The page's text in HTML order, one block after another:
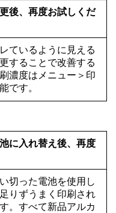
後、再度お試しくだ
ているように見える
することで改善する
濃度はメニュー＞印
です。
に入れ替え後、再度
切った電池を使用し
りずうまく印刷され
。すべて新品アルカ